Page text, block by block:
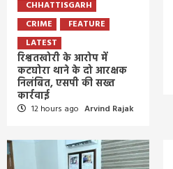
CHHATTISGARH
CRIME
FEATURE
LATEST
रिश्वतखोरी के आरोप में
कटघोरा थाने के दो आरक्षक
निलंबित, एसपी की सख्त
कार्रवाई
12 hours ago Arvind Rajak